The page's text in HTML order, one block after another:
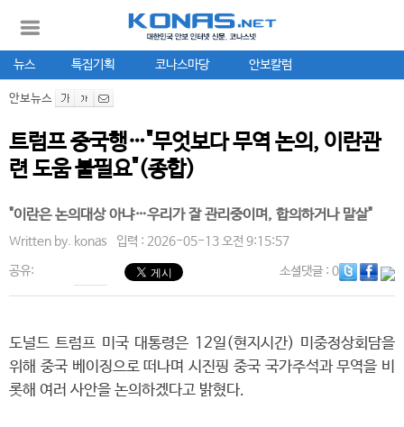
뉴스 특집기획 코나스마당 안보칼럼
안보뉴스
트럼프 중국행…"무엇보다 무역 논의, 이란관
련 도움 불필요"(종합)
"이란은 논의대상 아냐…우리가 잘 관리중이며, 합의하거나 말살"
Written by. konas 입력 : 2026-05-13 오전 9:15:57
공유: 소셜댓글: 0
도널드 트럼프 미국 대통령은 12일(현지시간) 미중정상회담을
위해 중국 베이징으로 떠나며 시진핑 중국 국가주석과 무역을 비
롯해 여러 사안을 논의하겠다고 밝혔다.